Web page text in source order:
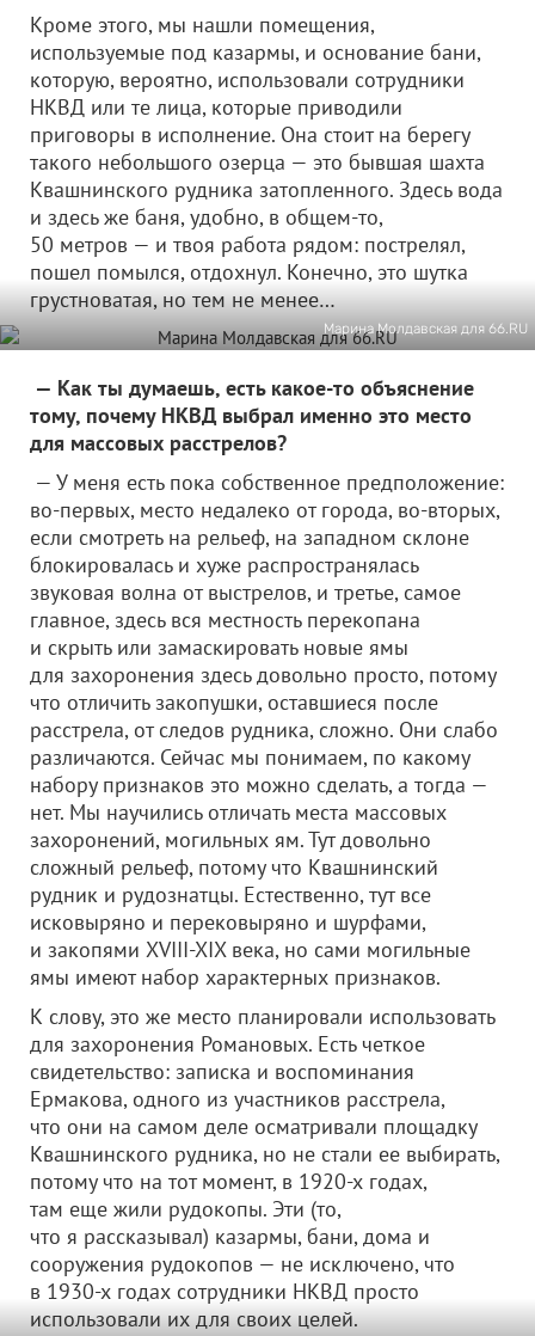
Кроме этого, мы нашли помещения,
используемые под казармы, и основание бани,
которую, вероятно, использовали сотрудники
НКВД или те лица, которые приводили
приговоры в исполнение. Она стоит на берегу
такого небольшого озерца — это бывшая шахта
Квашнинского рудника затопленного. Здесь вода
и здесь же баня, удобно, в общем-то,
50 метров — и твоя работа рядом: пострелял,
пошел помылся, отдохнул. Конечно, это шутка
грустноватая, но тем не менее…
Марина Молдавская для 66.RU
— Как ты думаешь, есть какое-то объяснение
тому, почему НКВД выбрал именно это место
для массовых расстрелов?
— У меня есть пока собственное предположение:
во-первых, место недалеко от города, во-вторых,
если смотреть на рельеф, на западном склоне
блокировалась и хуже распространялась
звуковая волна от выстрелов, и третье, самое
главное, здесь вся местность перекопана
и скрыть или замаскировать новые ямы
для захоронения здесь довольно просто, потому
что отличить закопушки, оставшиеся после
расстрела, от следов рудника, сложно. Они слабо
различаются. Сейчас мы понимаем, по какому
набору признаков это можно сделать, а тогда —
нет. Мы научились отличать места массовых
захоронений, могильных ям. Тут довольно
сложный рельеф, потому что Квашнинский
рудник и рудознатцы. Естественно, тут все
исковыряно и перековыряно и шурфами,
и закопями XVIII-XIX века, но сами могильные
ямы имеют набор характерных признаков.
К слову, это же место планировали использовать
для захоронения Романовых. Есть четкое
свидетельство: записка и воспоминания
Ермакова, одного из участников расстрела,
что они на самом деле осматривали площадку
Квашнинского рудника, но не стали ее выбирать,
потому что на тот момент, в 1920-х годах,
там еще жили рудокопы. Эти (то,
что я рассказывал) казармы, бани, дома и
сооружения рудокопов — не исключено, что
в 1930-х годах сотрудники НКВД просто
использовали их для своих целей.